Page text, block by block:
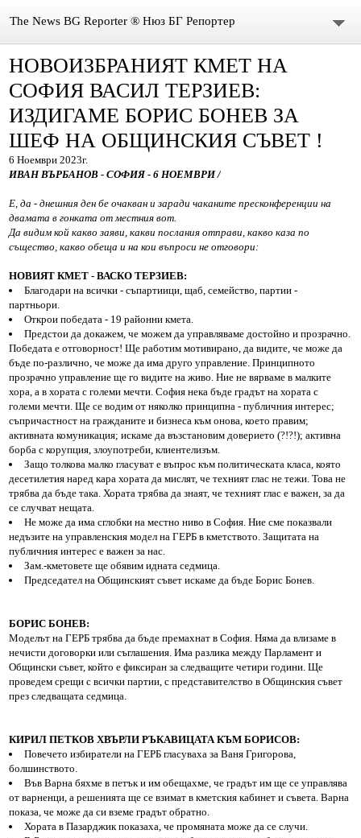
The News BG Reporter ® Нюз БГ Репортер
НОВИНИ
ЗА НАС
КОНТАКТИ
ВИДЕО
DONATION
ISSN : 3033-1684
Иван Върбанов – журналист | The News BG Reporter
РЕДАКЦИОННА ПОЛИТИКА НА THE NEWS BG REPORTER
НОВОИЗБРАНИЯТ КМЕТ НА
СОФИЯ ВАСИЛ ТЕРЗИЕВ:
ИЗДИГАМЕ БОРИС БОНЕВ ЗА
ШЕФ НА ОБЩИНСКИЯ СЪВЕТ !
6 Ноември 2023г.
ИВАН ВЪРБАНОВ - СОФИЯ - 6 НОЕМВРИ /
Е, да - днешния ден бе очакван и заради чаканите пресконференции на
двамата в гонката от местния вот.
Да видим кой какво заяви, какви послания отправи, какво каза по
същество, какво обеща и на кои въпроси не отговори:
НОВИЯТ КМЕТ - ВАСКО ТЕРЗИЕВ:
Благодари на всички - съпартиици, щаб, семейство, партии -
партньори.
Открои победата - 19 районни кмета.
Предстои да докажем, че можем да управляваме достойно и прозрачно.
Победата е отговорност! Ще работим мотивирано, да видите, че може да
бъде по-различно, че може да има друго управление. Принципното
прозрачно управление ще го видите на живо. Ние не вярваме в малките
хора, а в хората с големи мечти. София нека бъде градът на хората с
големи мечти. Ще се водим от няколко принципна - публичния интерес;
съпричастност на гражданите и бизнеса към онова, което правим;
активната комуникация; искаме да възстановим доверието (?!?!); активна
борба с корупция, злоупотреби, клиентелизъм.
Защо толкова малко гласуват е въпрос към политическата класа, която
десетилетия наред кара хората да мислят, че техният глас не тежи. Това не
трябва да бъде така. Хората трябва да знаят, че техният глас е важен, за да
се случват нещата.
Не може да има сглобки на местно ниво в София. Ние сме показвали
недъзите на управленския модел на ГЕРБ в кметството. Защитата на
публичния интерес е важен за нас.
Зам.-кметовете ще обявим идната седмица.
Председател на Общинският съвет искаме да бъде Борис Бонев.
БОРИС БОНЕВ:
Моделът на ГЕРБ трябва да бъде премахнат в София. Няма да влизаме в
нечисти договорки или съглашения. Има разлика между Парламент и
Общински съвет, който е фиксиран за следващите четири години. Ще
проведем срещи с всички партии, с представителство в Общинския съвет
през следващата седмица.
КИРИЛ ПЕТКОВ ХВЪРЛИ РЪКАВИЦАТА КЪМ БОРИСОВ:
Повечето избиратели на ГЕРБ гласуваха за Ваня Григорова,
болшинството.
Във Варна бяхме в петък и им обещахме, че градът им ще се управлява
от варненци, а решенията ще се взимат в кметския кабинет и съвета. Варна
показа, че може да си вземе градът обратно.
Хората в Пазарджик показаха, че промяната може да се случи.